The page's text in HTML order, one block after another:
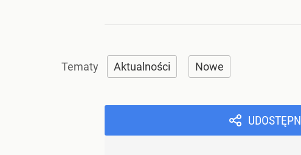
Aktualności Nowe